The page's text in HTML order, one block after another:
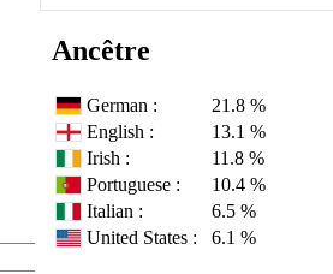
Ancêtre
German :
21.8 %
English :
13.1 %
Irish :
11.8 %
Portuguese :
10.4 %
Italian :
6.5 %
United States :
6.1 %